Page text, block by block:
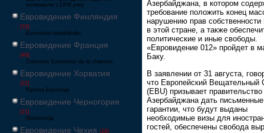
починаючи з 1956 року
Евровидение Финляндия
[33]
Eurovision laulukilpailu
Евровидение Франция
[49]
Concours Eurovision de la chanson
Евровидение Хорватия
[22]
Pjesma Eurovizije
Евровидение Черногория
[21]
Montevizija
Евровидение Чехия [26]
Азербайджана, в котором
требование положить конец
нарушению прав собственности
в этой стране, а также
политические и иные свободы.
«Евровидение 012» пройдет в
Баку.
В заявлении от 31 августа,
что Европейский Вещательный
(EBU) призывает правительство
Азербайджана дать письменные
гарантии, что будут выданы
необходимые визы для
гостей, обеспечены свобода